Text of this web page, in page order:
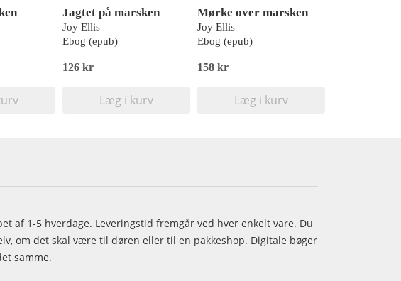
Jagtet på marsken
Joy Ellis
Ebog (epub)
126 kr
Læg i kurv
Mørke over marsken
Joy Ellis
Ebog (epub)
158 kr
Læg i kurv
af 1-5 hverdage. Leveringstid fremgår ved hver enkelt vare. Du
om det skal være til døren eller til en pakkeshop. Digitale bøger
samme.